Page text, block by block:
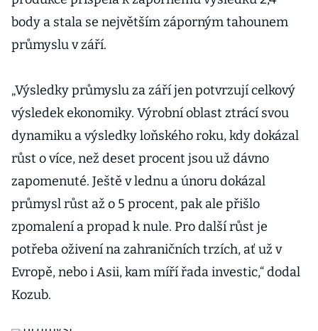
body a stala se největším záporným tahounem
průmyslu v září.
„Výsledky průmyslu za září jen potvrzují celkový
výsledek ekonomiky. Výrobní oblast ztrácí svou
dynamiku a výsledky loňského roku, kdy dokázal
růst o více, než deset procent jsou už dávno
zapomenuté. Ještě v lednu a únoru dokázal
průmysl růst až o 5 procent, pak ale přišlo
zpomalení a propad k nule. Pro další růst je
potřeba oživení na zahraničních trzích, ať už v
Evropě, nebo i Asii, kam míří řada investic,“ dodal
Kozub.